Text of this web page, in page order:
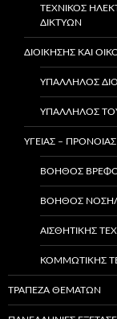
ΤΕΧΝΙΚΌΣ
ΔΙΚΤΎΩΝ
ΔΙΟΙΚΗΣΗΣ ΚΑΙ
ΥΠΆΛΛΗΛΟΣ
ΥΠΑΛΛΗΛΟΣ
ΥΓΕΙΑΣ – ΠΡΟΝΟΙΑΣ
ΒΟΗΘΌΣ
ΒΟΗΘΌΣ
ΑΙΣΘΗΤΙΚΉΣ
ΚΟΜΜΩΤΙΚΉΣ
ΤΡΑΠΕΖΑ ΘΕΜΑΤΩΝ